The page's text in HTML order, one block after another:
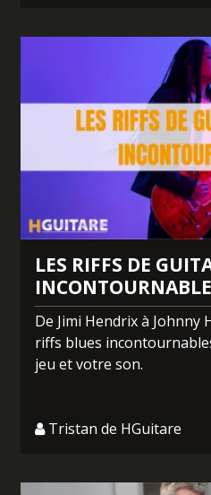
LES RIFFS DE
De Jimi Hendrix à Johnny
riffs blues
jeu et votre son.
Tristan de HGuitare